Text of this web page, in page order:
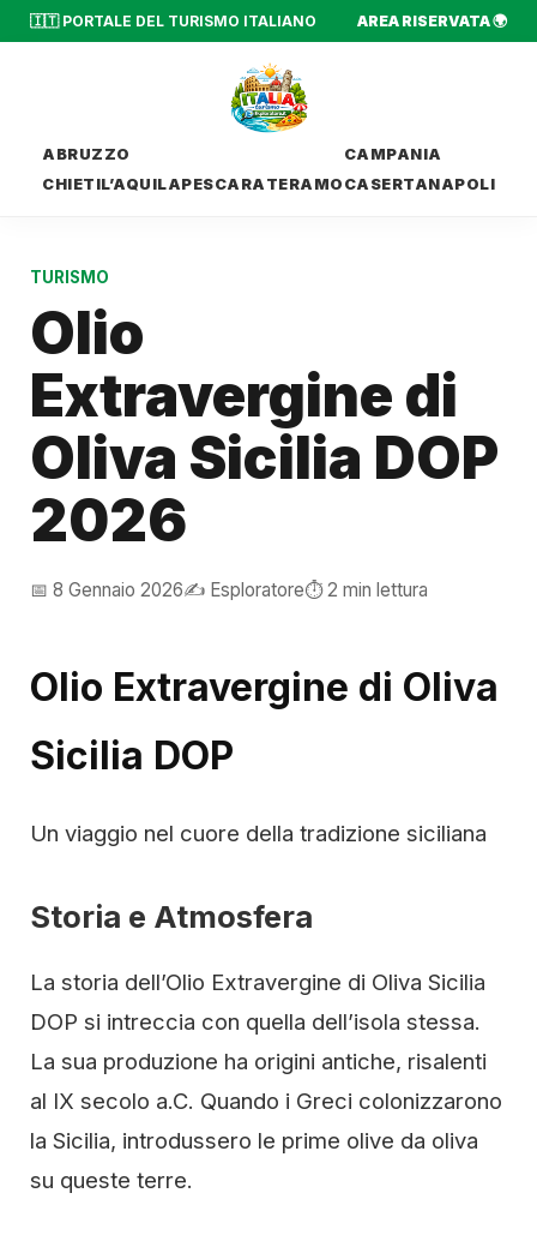
🇮🇹 PORTALE DEL TURISMO ITALIANO AREA RISERVATA 🌍
ABRUZZO
CHIETIL’AQUILAPESCARA TERAMO
CAMPANIA
CASERTANAPOLI
TURISMO
Olio
Extravergine di
Oliva Sicilia DOP
2026
📅 8 Gennaio 2026✍️ Esploratore⏱️ 2 min lettura
Olio Extravergine di Oliva
Sicilia DOP
Un viaggio nel cuore della tradizione siciliana
Storia e Atmosfera
La storia dell’Olio Extravergine di Oliva Sicilia
DOP si intreccia con quella dell’isola stessa.
La sua produzione ha origini antiche, risalenti
al IX secolo a.C. Quando i Greci colonizzarono
la Sicilia, introdussero le prime olive da oliva
su queste terre.